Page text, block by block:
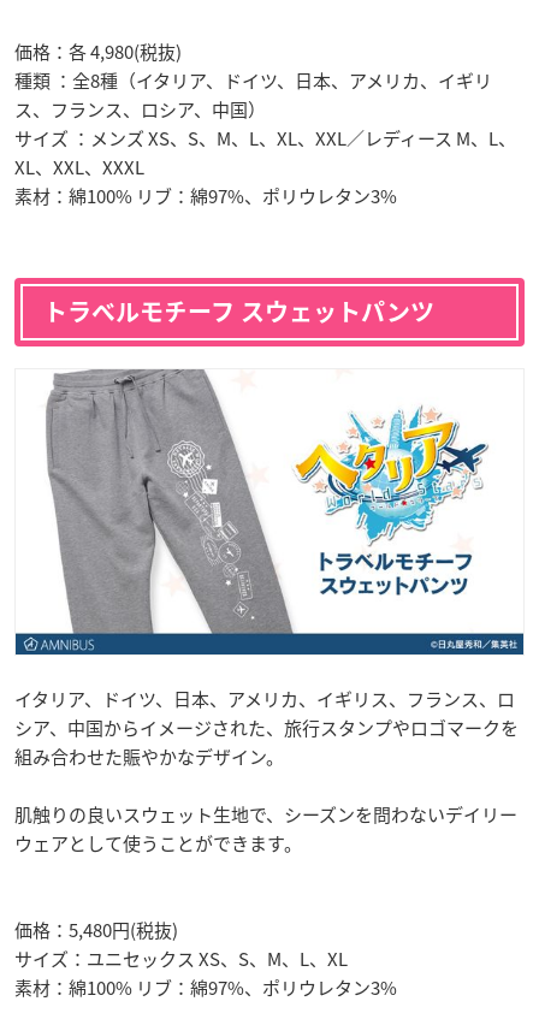
価格：各 4,980(税抜)
種類 ：全8種（イタリア、ドイツ、日本、アメリカ、イギリ
ス、フランス、ロシア、中国）
サイズ ：メンズ XS、S、M、L、XL、XXL／レディース M、L、
XL、XXL、XXXL
素材：綿100% リブ：綿97%、ポリウレタン3%
トラベルモチーフ スウェットパンツ
イタリア、ドイツ、日本、アメリカ、イギリス、フランス、ロ
シア、中国からイメージされた、旅行スタンプやロゴマークを
組み合わせた賑やかなデザイン。
肌触りの良いスウェット生地で、シーズンを問わないデイリー
ウェアとして使うことができます。
価格：5,480円(税抜)
サイズ：ユニセックス XS、S、M、L、XL
素材：綿100% リブ：綿97%、ポリウレタン3%